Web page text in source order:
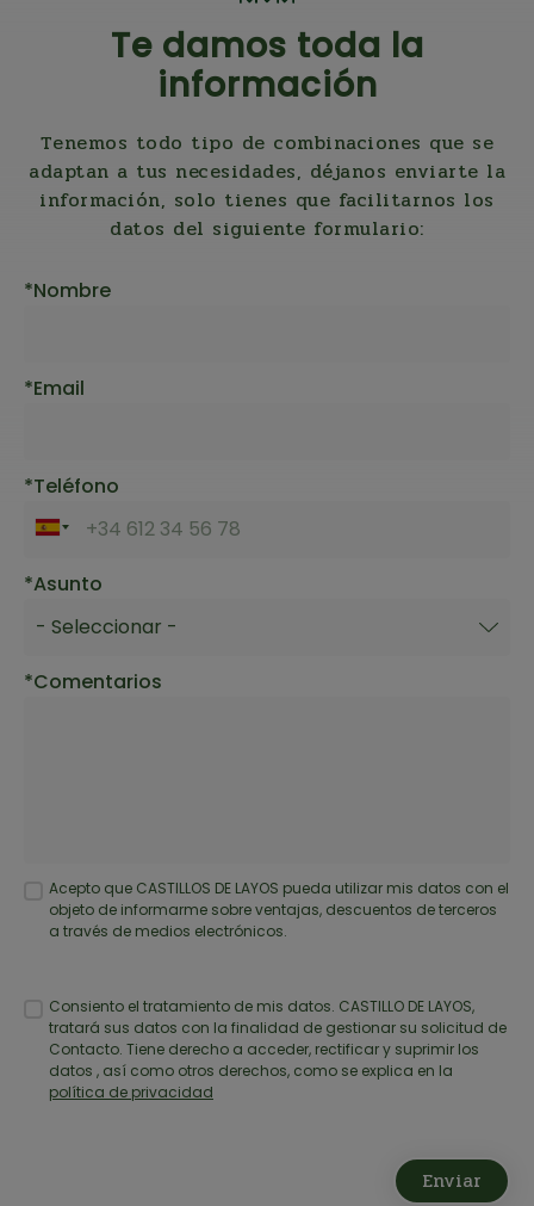
Te damos toda la
información
Tenemos todo tipo de combinaciones que se
adaptan a tus necesidades, déjanos enviarte la
información, solo tienes que facilitarnos los
datos del siguiente formulario:
Nombre
Email
Teléfono
Télefono
Asunto
Comentarios
Acepto que CASTILLOS DE LAYOS pueda utilizar mis datos con el
objeto de informarme sobre ventajas, descuentos de terceros
a través de medios electrónicos.
Consiento el tratamiento de mis datos. CASTILLO DE LAYOS,
tratará sus datos con la finalidad de gestionar su solicitud de
Contacto. Tiene derecho a acceder, rectificar y suprimir los
datos , así como otros derechos, como se explica en la
política de privacidad